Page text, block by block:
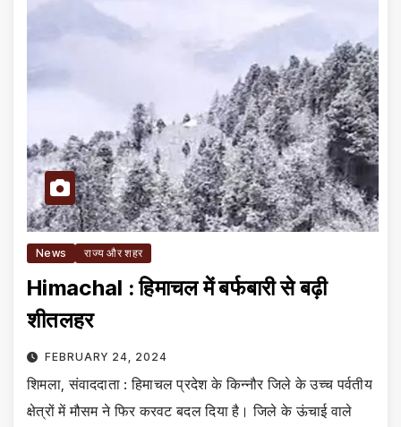
News राज्य और शहर
Himachal : हिमाचल में बर्फबारी से बढ़ी
शीतलहर
FEBRUARY 24, 2024
शिमला, संवाददाता : हिमाचल प्रदेश के किन्नौर जिले के उच्च पर्वतीय
क्षेत्रों में मौसम ने फिर करवट बदल दिया है। जिले के ऊंचाई वाले